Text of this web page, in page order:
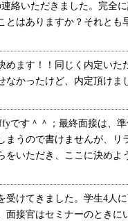
絡いただきました。完全
とはありますか？それと
ます！！同じく内定いた
なかったけど、内定頂け
です＾＾；最終面接は、
まうので書けませんが、
をいただき、ここに決め
けてきました。学生4人
面接官はセミナーのとき